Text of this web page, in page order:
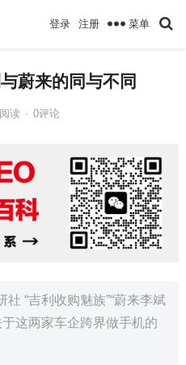
登录 注册 菜单
蔚来的同与不同
读 · 0评论
“吉利收购魅族”“蔚来李斌
这两家车企跨界做手机的